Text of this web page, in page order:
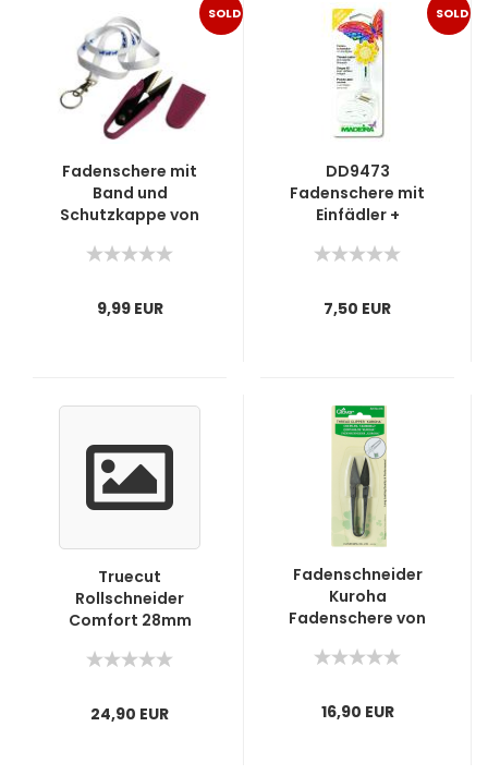
SOLD
Fadenschere mit
Band und
Schutzkappe von
9,99 EUR
SOLD
DD9473
Fadenschere mit
Einfädler +
7,50 EUR
Truecut
Rollschneider
Comfort 28mm
24,90 EUR
Fadenschneider
Kuroha
Fadenschere von
16,90 EUR